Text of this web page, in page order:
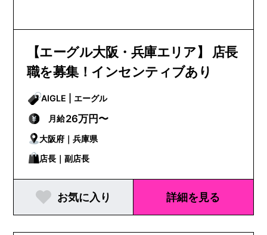
【エーグル大阪・兵庫エリア】 店長
職を募集！インセンティブあり
AIGLE | エーグル
月給26万円〜
大阪府｜兵庫県
店長｜副店長
お気に入り 詳細を見る